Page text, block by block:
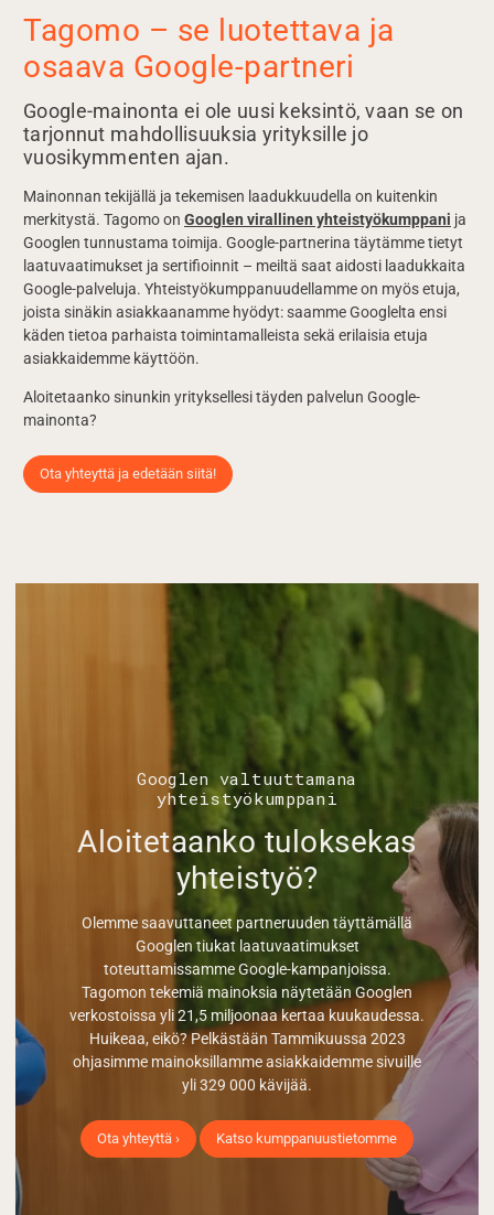
Tagomo – se luotettava ja
osaava Google-partneri
Google-mainonta ei ole uusi keksintö, vaan se on
tarjonnut mahdollisuuksia yrityksille jo
vuosikymmenten ajan.
Mainonnan tekijällä ja tekemisen laadukkuudella on kuitenkin
merkitystä. Tagomo on Googlen virallinen yhteistyökumppani ja
Googlen tunnustama toimija. Google-partnerina täytämme tietyt
laatuvaatimukset ja sertifioinnit – meiltä saat aidosti laadukkaita
Google-palveluja. Yhteistyökumppanuudellamme on myös etuja,
joista sinäkin asiakkaanamme hyödyt: saamme Googlelta ensi
käden tietoa parhaista toimintamalleista sekä erilaisia etuja
asiakkaidemme käyttöön.
Aloitetaanko sinunkin yrityksellesi täyden palvelun Google-
mainonta?
Ota yhteyttä ja edetään siitä!
Googlen valtuuttamana
yhteistyökumppani
Aloitetaanko tuloksekas
yhteistyö?
Olemme saavuttaneet partneruuden täyttämällä
Googlen tiukat laatuvaatimukset
toteuttamissamme Google-kampanjoissa.
Tagomon tekemiä mainoksia näytetään Googlen
verkostoissa yli 21,5 miljoonaa kertaa kuukaudessa.
Huikeaa, eikö? Pelkästään Tammikuussa 2023
ohjasimme mainoksillamme asiakkaidemme sivuille
yli 329 000 kävijää.
Ota yhteyttä › Katso kumppanuustietomme